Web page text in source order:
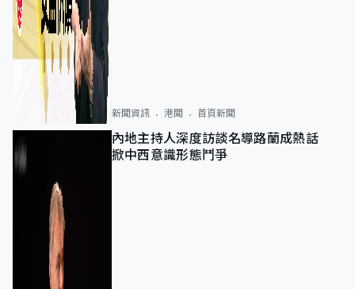
新聞資訊 港聞 首頁新聞
內地主持人深度訪談名導路蘭成熱話
掀中西意識形態鬥爭